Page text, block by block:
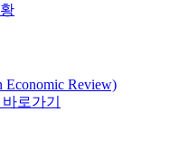
Economic Review)
로가기